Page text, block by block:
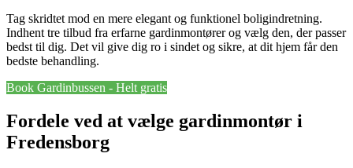
Tag skridtet mod en mere elegant og funktionel boligindretning.
Indhent tre tilbud fra erfarne gardinmontører og vælg den, der passer
bedst til dig. Det vil give dig ro i sindet og sikre, at dit hjem får den
bedste behandling.
Book Gardinbussen - Helt gratis
Fordele ved at vælge gardinmontør i
Fredensborg